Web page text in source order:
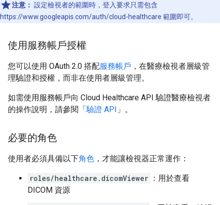
注意： 設定檢視者的範圍時，登入要求只需包含
https://www.googleapis.com/auth/cloud-healthcare 範圍即可。
使用服務帳戶授權
您可以使用 OAuth 2.0 搭配服務帳戶 ，在醫療檢視者層級管
理驗證和授權，而非在使用者層級管理。
如需使用服務帳戶向 Cloud Healthcare API 驗證醫療檢視者
的操作說明，請參閱「驗證 API 」。
必要的角色
使用者必須具備以下角色 ，才能讓檢視器正常運作：
roles/healthcare.dicomViewer ：用於查看
DICOM 資源